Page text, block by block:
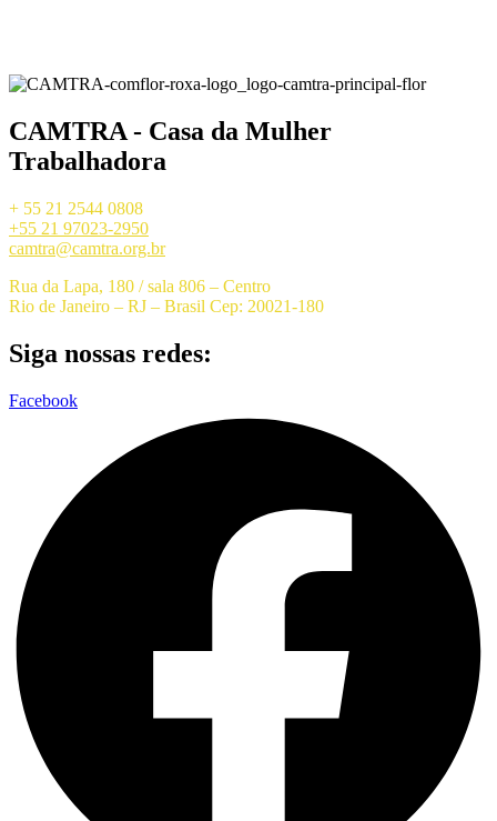
CAMTRA - Casa da Mulher
Trabalhadora
+ 55 21 2544 0808
+55 21 97023-2950
camtra@camtra.org.br
Rua da Lapa, 180 / sala 806 – Centro
Rio de Janeiro – RJ – Brasil Cep: 20021-180
Siga nossas redes:
Facebook